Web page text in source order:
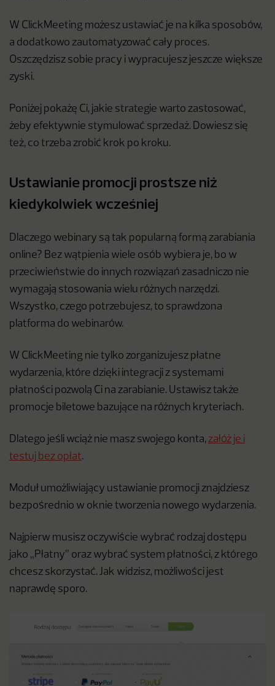
W ClickMeeting możesz ustawiać je na kilka sposobów,
a dodatkowo zautomatyzować cały proces.
Oszczędzisz sobie pracy i wypracujesz jeszcze większe
zyski.
Poniżej pokażę Ci, jakie strategie warto zastosować,
żeby efektywnie stymulować sprzedaż. Dowiesz się
też, co trzeba zrobić krok po kroku.
Ustawianie promocji prostsze niż
kiedykolwiek wcześniej
Dlaczego webinary są tak popularną formą zarabiania
online? Bez wątpienia wiele osób wybiera je, bo w
przeciwieństwie do innych rozwiązań zasadniczo nie
wymagają stosowania wielu różnych narzędzi.
Wszystko, czego potrzebujesz, to sprawdzona
platforma do webinarów.
W ClickMeeting nie tylko zorganizujesz płatne
wydarzenia, które dzięki integracji z systemami
płatności pozwolą Ci na zarabianie. Ustawisz także
promocje biletowe bazujące na różnych kryteriach.
Dlatego jeśli wciąż nie masz swojego konta, załóż je i
testuj bez opłat.
Moduł umożliwiający ustawianie promocji znajdziesz
bezpośrednio w oknie tworzenia nowego wydarzenia.
Najpierw musisz oczywiście wybrać rodzaj dostępu
jako „Płatny” oraz wybrać system płatności, z którego
chcesz skorzystać. Jak widzisz, możliwości jest
naprawdę sporo.